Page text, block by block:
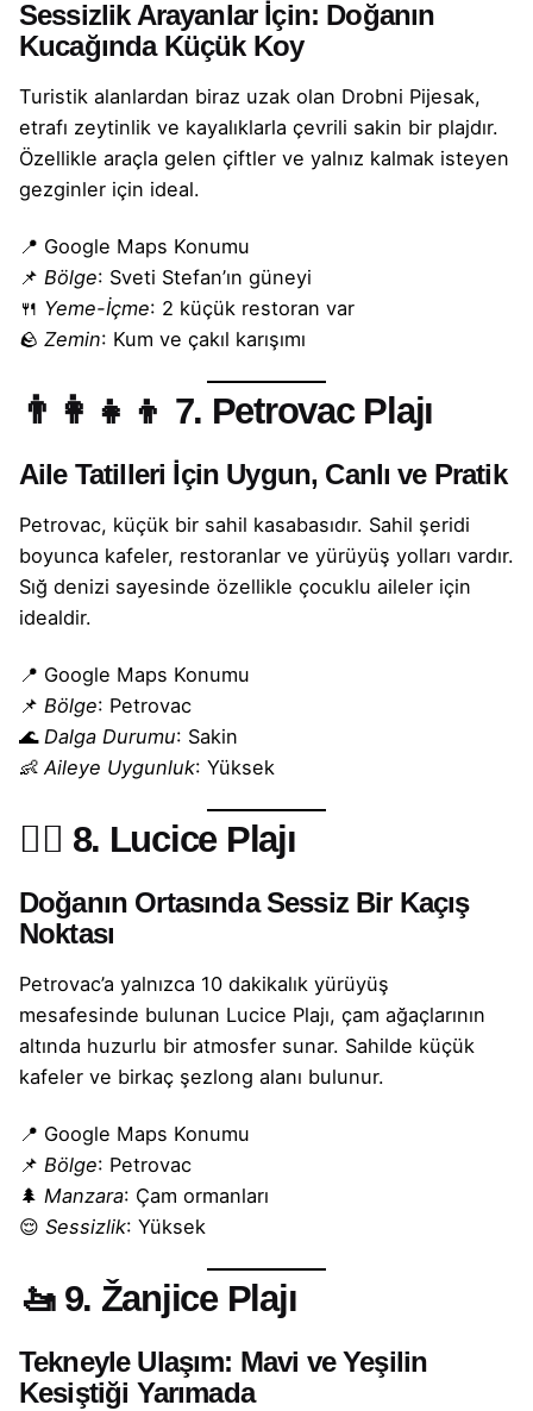
Sessizlik Arayanlar İçin: Doğanın
Kucağında Küçük Koy
Turistik alanlardan biraz uzak olan Drobni Pijesak,
etrafı zeytinlik ve kayalıklarla çevrili sakin bir plajdır.
Özellikle araçla gelen çiftler ve yalnız kalmak isteyen
gezginler için ideal.
📍 Google Maps Konumu
📌 Bölge: Sveti Stefan’ın güneyi
🍴 Yeme-İçme: 2 küçük restoran var
🪨 Zemin: Kum ve çakıl karışımı
👨‍👩‍👧‍👦 7. Petrovac Plajı
Aile Tatilleri İçin Uygun, Canlı ve Pratik
Petrovac, küçük bir sahil kasabasıdır. Sahil şeridi
boyunca kafeler, restoranlar ve yürüyüş yolları vardır.
Sığ denizi sayesinde özellikle çocuklu aileler için
idealdir.
📍 Google Maps Konumu
📌 Bölge: Petrovac
🌊 Dalga Durumu: Sakin
👶Aileye Uygunluk: Yüksek
🧘‍♀️ 8. Lucice Plajı
Doğanın Ortasında Sessiz Bir Kaçış
Noktası
Petrovac’a yalnızca 10 dakikalık yürüyüş
mesafesinde bulunan Lucice Plajı, çam ağaçlarının
altında huzurlu bir atmosfer sunar. Sahilde küçük
kafeler ve birkaç şezlong alanı bulunur.
📍 Google Maps Konumu
📌 Bölge: Petrovac
🌲 Manzara: Çam ormanları
😌 Sessizlik: Yüksek
🚤 9. Žanjice Plajı
Tekneyle Ulaşım: Mavi ve Yeşilin
Kesiştiği Yarımada